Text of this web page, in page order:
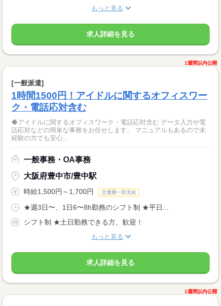
もっと見る
求人詳細を見る
1週間以内公開
[一般派遣]
1時間1500円！アイドルに関するオフィスワー
ク・電話応対含む
◆アイドルに関するオフィスワーク・電話応対含む データ入力や電
話応対などの簡単な事務をお任せします。 マニュアルもあるので未
経験の方でも安心...
一般事務・OA事務
大阪府豊中市/豊中駅
時給1,500円～1,700円 交通費一部支給
★週3日〜、1日6〜8h勤務のシフト制 ★平日...
シフト制 ★土日勤務できる方、歓迎！
もっと見る
求人詳細を見る
1週間以内公開